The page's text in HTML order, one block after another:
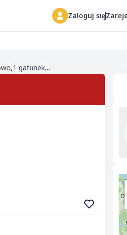
Zaloguj się
Jodły kaukaskie polskie z pełnym korzeniem kopane maszynowo,1 gatunek . Dostępne kilka tysięcy . Odbiór w Rybniku od 20 listopada. Wysokość od 130 do 190 cm. Gatunek pierwszy, gęste,formowane...